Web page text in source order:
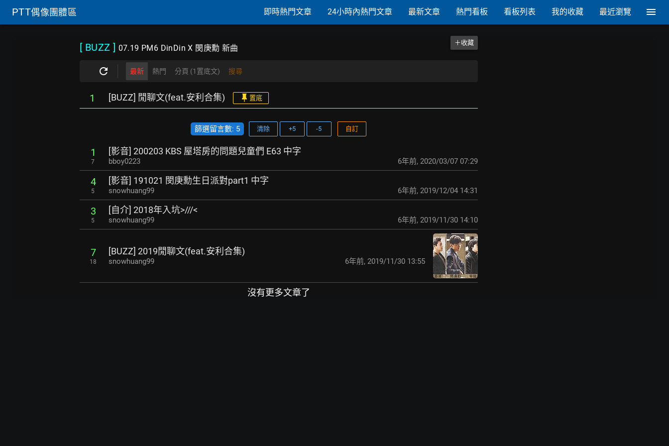
PTT偶像團體區 即時熱門文章 24小時內熱門文章 最新文章 熱門看板 看板列表 我的收藏 最近瀏覽
[ BUZZ ] 07.19 PM6 DinDin X 閔庚勳 新曲
＋收藏
最新 熱門 分頁 (1置底文) 搜尋
1 [BUZZ] 閒聊文(feat.安利合集) 置底
篩選留言數: 5 清除 +5 -5 自訂
1
7
[影音] 200203 KBS 屋塔房的問題兒童們 E63 中字
bboy0223 6年前, 2020/03/07 07:29
4
5
[影音] 191021 閔庚勳生日派對part1 中字
snowhuang99 6年前, 2019/12/04 14:31
3
5
[自介] 2018年入坑>///<
snowhuang99 6年前, 2019/11/30 14:10
7
18
[BUZZ] 2019閒聊文(feat.安利合集)
snowhuang99 6年前, 2019/11/30 13:55
沒有更多文章了